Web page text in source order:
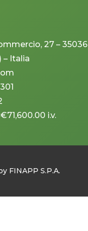
27 – 35036
– Italia
i.v.
FINAPP S.P.A.